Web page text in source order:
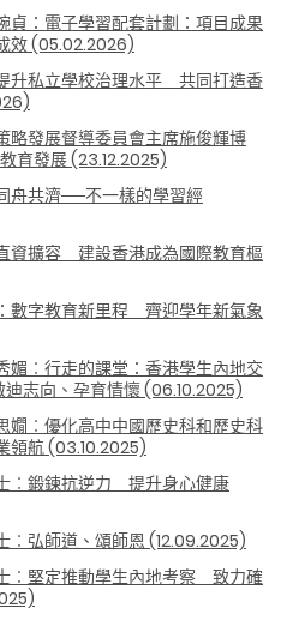
貞：電子學習配套計劃：項目成果
效 (05.02.2026)
升私立學校治理水平 共同打造香
略發展督導委員會主席施俊輝博
育發展 (23.12.2025)
舟共濟──不一樣的學習經
資擴容 建設香港成為國際教育樞
數字教育新里程 齊迎學年新氣象
媚︰行走的課堂：香港學生內地交
志向、孕育情懷(06.10.2025)
嫺︰優化高中中國歷史科和歷史科
航 (03.10.2025)
︰ 鍛鍊抗逆力 提升身心健康
︰弘師道、頌師恩 (12.09.2025)
︰堅定推動學生內地考察 致力確